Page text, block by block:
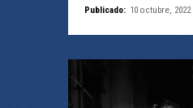
Publicado: 10 octubre, 2022